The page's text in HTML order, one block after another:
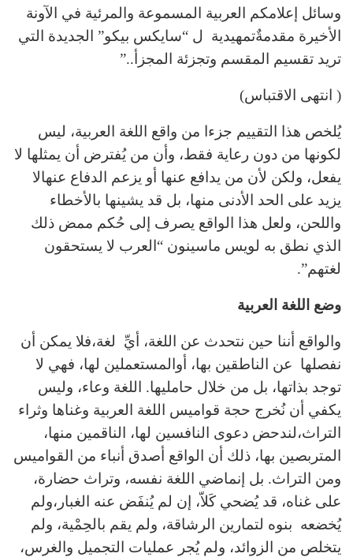
وسائل إعلامكم العربية المسموعة والمرئية في الآونة
الأخيرة مقدمةٌتمهيدية ل “سايكس بيكو” الجديدة التي
تريد تقسيم المقسم وتجزئة المجزأ..”
( انتهى الاقتباس)
يُلخص هذا التقييم جزءا من واقع اللغة العربية، ليس
لكونها من دون رعاية فقط، وأن من يُفترض أن يمثلها لا
يفعل، ولكن لأن من يدافع عنها أو يزعم الدفاع عنهالا
يزيد على الحد الأدنى منها، بل قد يشينها بالأخطاء
واللحن، ولعل هذا الواقع يصرف إلى حُكم ممض ذلك
الذي نطق به لويس ماسينون “العرب لا يستحقون
لغتهم”.
وضع اللغة العربية
والواقع أننا حين نتحدث عن اللغة، أيِّ لغة،فلا يمكن أن
نفصلها عن الناطقين بها، أوالمستعملين لها، فهي لا
توجد بذاتها، بل من خلال حامليها. اللغة وعاء، وليس
يكفي أن نُخرج حجة قواميس اللغة العربية وغناها وثراء
التراث،لندحض دعوى النافسين لها، الناقمين منها،
المتربصين بها، ذلك أن الواقع أصدق أنباء من القواميس
ومن التراث. بل إنماضي اللغة نفسه، وتراث حضارة،
على غناه، قد يُضحي كَلاّ، إن لم يُنفَض عنه الغبار،ولم
يُخضعه بنوه لتمارين الرشاقة، ولم يقم بالحِمْية، ولم
يتخلص من الزوائد، ولم يُجر عمليات التجميل والغرس،